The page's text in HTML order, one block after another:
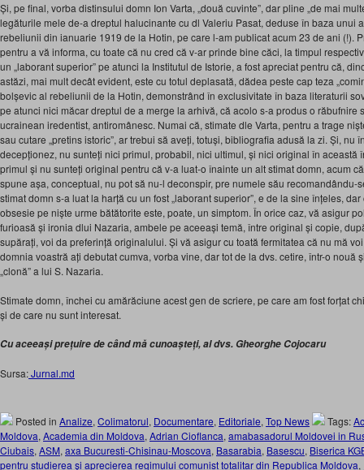
Și, pe final, vorba distinsului domn Ion Varta, „două cuvinte”, dar pline „de mai
legăturile mele de-a dreptul halucinante cu dl Valeriu Pasat, deduse în baza unui
rebeliunii din ianuarie 1919 de la Hotin, pe care l-am publicat acum 23 de ani (!).
pentru a vă informa, cu toate că nu cred că v-ar prinde bine căci, la timpul
un „laborant superior” pe atunci la Institutul de Istorie, a fost apreciat pentru că,
astăzi, mai mult decât evident, este cu totul deplasată, dădea peste cap teza
bolșevic al rebeliunii de la Hotin, demonstrând în exclusivitate în baza literaturii
pe atunci nici măcar dreptul de a merge la arhivă, că acolo s-a produs o răbufnire
ucrainean iredentist, antiromânesc. Numai că, stimate dle Varta, pentru a trage
sau cutare „pretins istoric”, ar trebui să aveți, totuși, bibliografia adusă la zi. Și, nu
decepționez, nu sunteți nici primul, probabil, nici ultimul, și nici original în această
primul și nu sunteți original pentru că v-a luat-o înainte un alt stimat domn, acum
spune așa, conceptual, nu pot să nu-l deconspir, pre numele său recomandându-
stimat domn s-a luat la harță cu un fost „laborant superior”, e de la sine înțeles,
obsesie pe niște urme bătătorite este, poate, un simptom. În orice caz, vă asigur
furioasă și ironia dlui Nazaria, ambele pe aceeași temă, între original și copie,
supărați, voi da preferință originalului. Și vă asigur cu toată fermitatea că nu mă
domnia voastră ați debutat cumva, vorba vine, dar tot de la dvs. cetire, într-o
„clonă” a lui S. Nazaria.
Stimate domn, închei cu amărăciune acest gen de scriere, pe care am fost forțat
și de care nu sunt interesat.
Cu aceeași prețuire de când mă cunoașteți, al dvs. Gheorghe Cojocaru
Sursa:Jurnal.md
Posted in Analize, Colimatorul, Documentare, Editoriale, Top News Tags:
Moldova, Academia din Moldova, Adrian Cioflanca, amabasadorul Moldovei in
Ciubais, ASM, axa Bucuresti-Chisinau-Moscova, Basarabia, Basescu, Biserica
pentru studierea şi aprecierea regimului comunist totalitar din Republica Moldova,